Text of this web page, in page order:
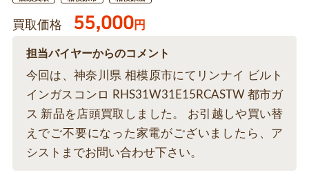
買取価格 55,000円
担当バイヤーからのコメント
今回は、神奈川県 相模原市にてリンナイ ビルト
インガスコンロ RHS31W31E15RCASTW 都市ガ
ス 新品を店頭買取しました。 お引越しや買い替
えでご不要になった家電がございましたら、ア
シストまでお問い合わせ下さい。